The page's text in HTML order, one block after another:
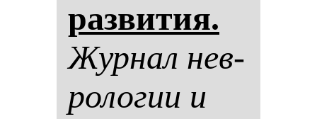
раз­ви­тия.
Жур­нал нев­
ро­ло­гии и